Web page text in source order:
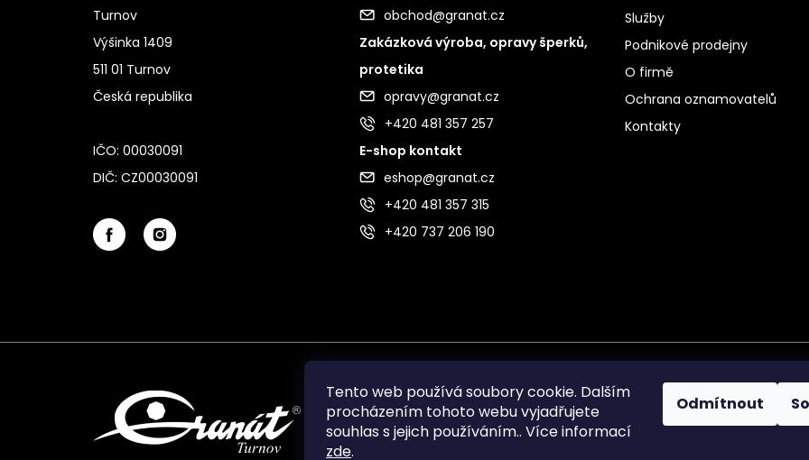
Tento web používá soubory cookie. Dalším
procházením tohoto webu vyjadřujete
souhlas s jejich používáním.. Více informací
zde.
Odmítnout
Turnov
Výšinka 1409
511 01 Turnov
Česká republika
IČO: 00030091
DIČ: CZ00030091
obchod@granat.cz
Zakázková výroba, opravy šperků,
protetika
opravy@granat.cz
+420 481 357 257
E-shop kontakt
eshop@granat.cz
+420 481 357 315
+420 737 206 190
Služby
Podnikové prodejny
O firmě
Ochrana oznamovatelů
Kontakty